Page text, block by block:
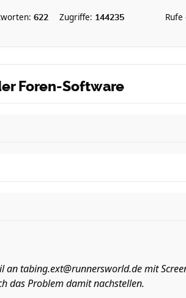
622 Zugriffe: 144235
Foren-Software
antabing.ext@runnersworld.demit
das Problem damit nachstellen.